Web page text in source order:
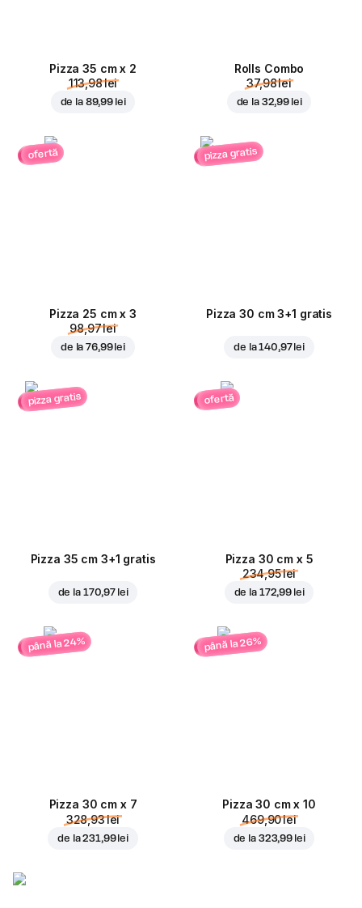
Pizza 35 cm x 2
113,98 lei
de la 89,99 lei
Rolls Combo
37,98 lei
de la 32,99 lei
ofertă
Pizza 25 cm x 3
98,97 lei
de la76,99 lei
pizza gratis
Pizza 30 cm 3+1 gratis
de la140,97 lei
pizza gratis
Pizza 35 cm 3+1 gratis
de la 170,97 lei
ofertă
Pizza 30 cm x 5
234,95 lei
de la 172,99 lei
până la 24%
Pizza 30 cm x 7
328,93 lei
de la231,99 lei
până la 26%
Pizza 30 cm x 10
469,90 lei
de la 323,99 lei